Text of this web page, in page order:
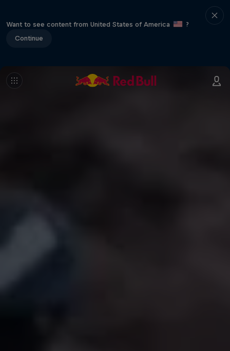
Want to see content from United States of America
?
Continue